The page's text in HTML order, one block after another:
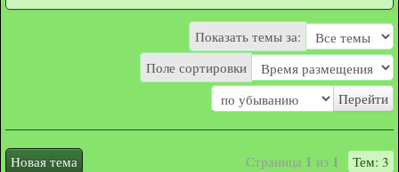
Показать темы за:
Поле сортировки
Новая тема Тем: 3
Страница 1 из 1